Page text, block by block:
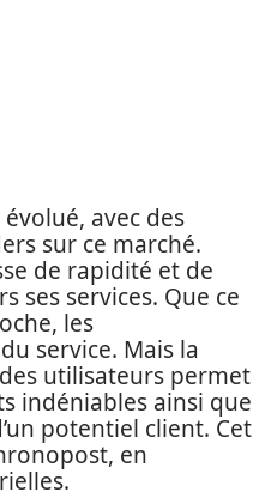
avec des
sur ce marché.
de rapidité et de
ses services. Que ce
les
service. Mais la
utilisateurs permet
indéniables ainsi que
potentiel client. Cet
en